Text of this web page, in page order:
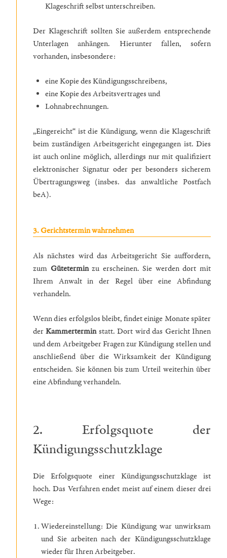
Klageschrift selbst unterschreiben.
Der Klageschrift sollten Sie außerdem entsprechende
Unterlagen anhängen. Hierunter fallen, sofern
vorhanden, insbesondere:
eine Kopie des Kündigungsschreibens,
eine Kopie des Arbeitsvertrages und
Lohnabrechnungen.
„Eingereicht“ ist die Kündigung, wenn die Klageschrift
beim zuständigen Arbeitsgericht eingegangen ist. Dies
ist auch online möglich, allerdings nur mit qualifiziert
elektronischer Signatur oder per besonders sicherem
Übertragungsweg (insbes. das anwaltliche Postfach
beA).
3. Gerichtstermin wahrnehmen
Als nächstes wird das Arbeitsgericht Sie auffordern,
zum Güteterminzu erscheinen. Sie werden dort mit
Ihrem Anwalt in der Regel über eine Abfindung
verhandeln.
Wenn dies erfolgslos bleibt, findet einige Monate später
derKammerterminstatt. Dort wird das Gericht Ihnen
und dem Arbeitgeber Fragen zur Kündigung stellen und
anschließend über die Wirksamkeit der Kündigung
entscheiden. Sie können bis zum Urteil weiterhin über
eine Abfindung verhandeln.
2. Erfolgsquote der
Kündigungsschutzklage
Die Erfolgsquote einer Kündigungsschutzklage ist
hoch. Das Verfahren endet meist auf einem dieser drei
Wege:
Wiedereinstellung: Die Kündigung war unwirksam
und Sie arbeiten nach der Kündigungsschutzklage
wieder für Ihren Arbeitgeber.